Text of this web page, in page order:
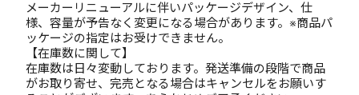
メーカーリニューアルに伴いパッケージデザイン、仕
様、容量が予告なく変更になる場合があります。※商品パ
ッケージの指定はお受けできません。
【在庫数に関して】
在庫数は日々変動しております。発送準備の段階で商品
がお取り寄せ、完売となる場合はキャンセルをお願いす